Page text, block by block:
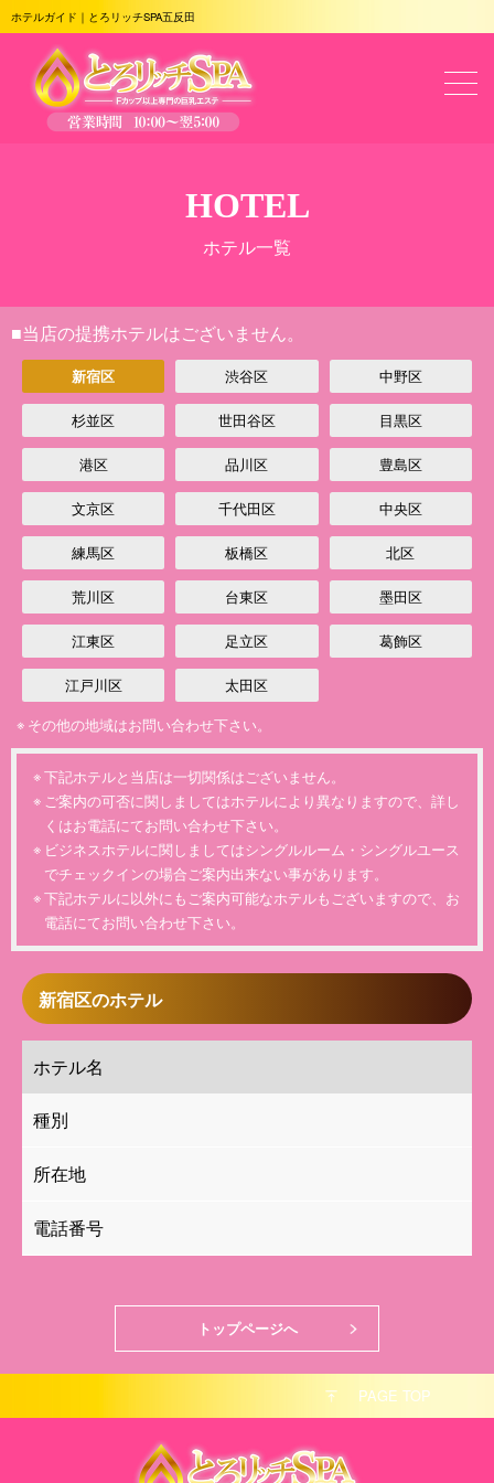
ホテルガイド｜とろリッチSPA五反田
HOTEL
ホテル一覧
■当店の提携ホテルはございません。
新宿区 渋谷区 中野区
杉並区 世田谷区 目黒区
港区 品川区 豊島区
文京区 千代田区 中央区
練馬区 板橋区 北区
荒川区 台東区 墨田区
江東区 足立区 葛飾区
江戸川区
太田区
その他の地域はお問い合わせ下さい。
下記ホテルと当店は一切関係はございません。
ご案内の可否に関しましてはホテルにより異なりますので、詳し
くはお電話にてお問い合わせ下さい。
ビジネスホテルに関しましてはシングルルーム・シングルユース
でチェックインの場合ご案内出来ない事があります。
下記ホテルに以外にもご案内可能なホテルもございますので、お
電話にてお問い合わせ下さい。
新宿区のホテル
ホテル名
種別
所在地
電話番号
トップページへ
PAGE TOP